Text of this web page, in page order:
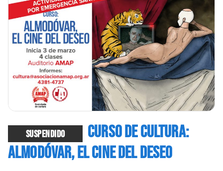
SUSPENDIDO
CURSO DE CULTURA:
ALMODÓVAR, EL CINE DEL DESEO